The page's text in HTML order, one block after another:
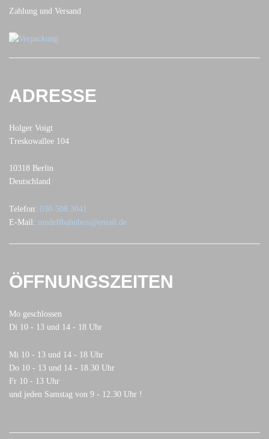
Zahlung und Versand
ADRESSE
Holger Voigt
Treskowallee 104
10318 Berlin
Deutschland
Telefon: 030-508 3041
E-Mail: modellbahnbox@email.de
ÖFFNUNGSZEITEN
Mo geschlossen
Di 10 - 13 und 14 - 18 Uhr
Mi 10 - 13 und 14 - 18 Uhr
Do 10 - 13 und 14 - 18.30 Uhr
Fr 10 - 13 Uhr
und jeden Samstag von 9 - 12.30 Uhr !